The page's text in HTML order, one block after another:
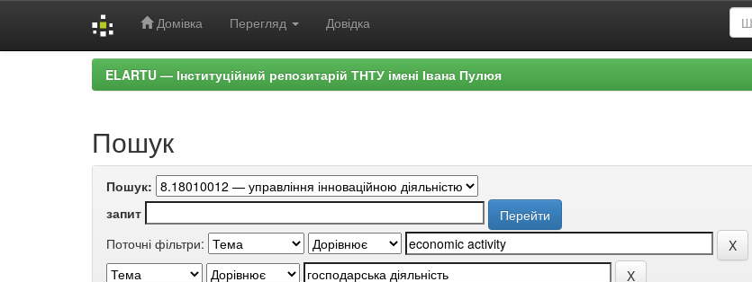
Домівка Перегляд Довідка
ELARTU — Інституційний репозитарій ТНТУ імені Івана Пулюя
Пошук
Пошук:
запит
Поточні фільтри: